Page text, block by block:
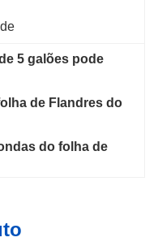
5 galões pode
de Flandres do
do folha de